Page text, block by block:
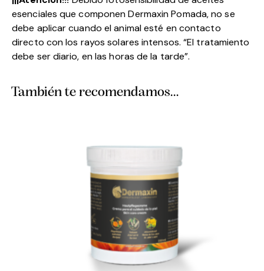
esenciales que componen Dermaxin Pomada, no se
debe aplicar cuando el animal esté en contacto
directo con los rayos solares intensos. “El tratamiento
debe ser diario, en las horas de la tarde”.
También te recomendamos…